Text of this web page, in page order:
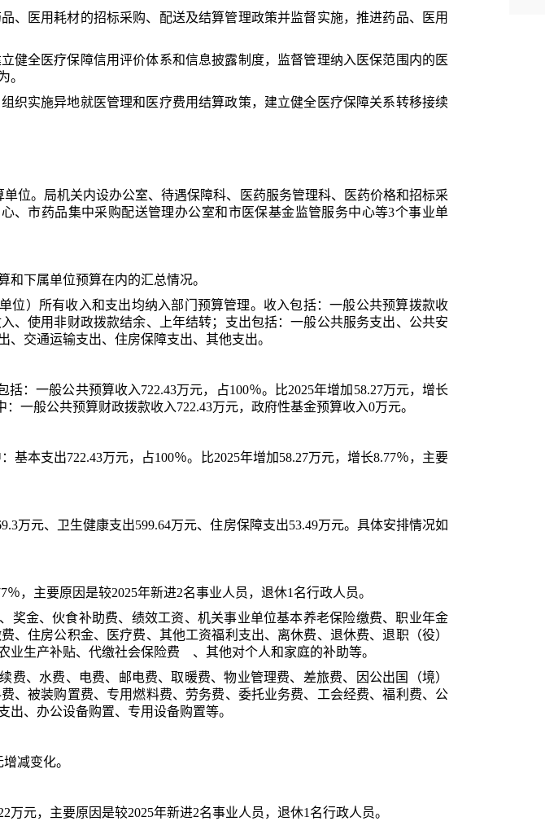
、医用耗材的招标采购、配送及结算管理政策并监督实施，推进药品、医用
健全医疗保障信用评价体系和信息披露制度，监督管理纳入医保范围内的医
。
织实施异地就医管理和医疗费用结算政策，建立健全医疗保障关系转移接续
位。局机关内设办公室、待遇保障科、医药服务管理科、医药价格和招标采
、市药品集中采购配送管理办公室和市医保基金监管服务中心等3个事业单
和下属单位预算在内的汇总情况。
位）所有收入和支出均纳入部门预算管理。收入包括：一般公共预算拨款收
、使用非财政拨款结余、上年结转；支出包括：一般公共服务支出、公共安
交通运输支出、住房保障支出、其他支出。
括：一般公共预算收入722.43万元，占100％。 比2025年增加 58.27万元， 增长
：一般公共预算财政拨款收入722.43万元，政府性基金预算收入0万元。
基本支出722.43万元，占100％。 比2025年增加58.27万元， 增长8.77％，主要
万元、 卫生健康支出599.64万元、住房保障支出53.49万元。 具体安排情况如
％，主要原因 是较2025年新进2名事业人员，退休1名行政人员。
奖金、伙食补助费、绩效工资、机关事业单位基本养老保险缴费、职业年金
住房公积金、医疗费、其他工资福利支出、离休费、退休费、退职（役）
业生产补贴、代缴社会保险费
、其他对个人和家庭的补助等。
费、水费、电费、邮电费、取暖费、物业管理费、差旅费、因公出国（境）
、被装购置费、专用燃料费、劳务费、委托业务费、工会经费、福利费、公
、办公设备购置、专用设备购置等。
增减变化。
万元，主要原因 是较2025年新进2名事业人员，退休1名行政人员。